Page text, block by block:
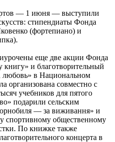
— 1 июня — выступили
стипендиаты Фонда
(фортепиано) и
еще две акции Фонда
и благотворительный
любовь» в Национальном
организована совместно с
учебников для пятого
подарили сельским
— за виживання» и
спортивному общественному
По книжке также
концерта в